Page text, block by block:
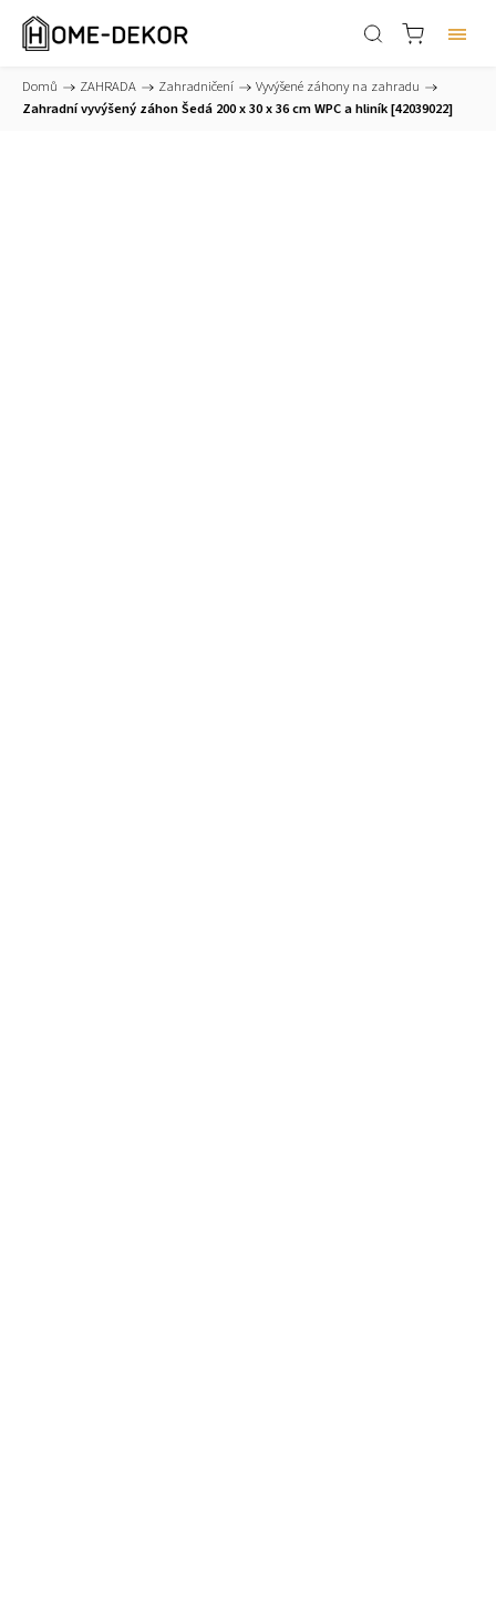
Domů / ZAHRADA / Zahradničení / Vyvýšené záhony na zahradu /
Zahradní vyvýšený záhon Šedá 200 x 30 x 36 cm WPC a hliník [42039022]